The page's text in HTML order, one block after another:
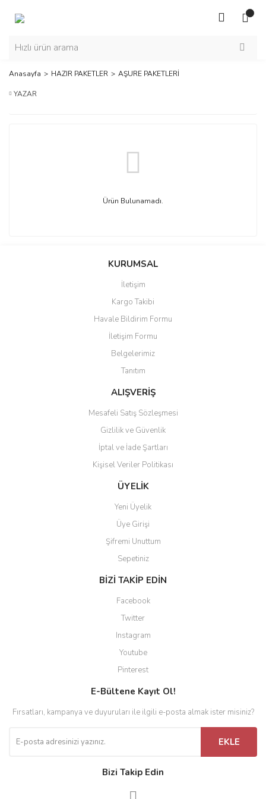
Anasayfa HAZIR PAKETLER AŞURE PAKETLERİ
YAZAR
Ürün Bulunamadı.
KURUMSAL
İletişim
Kargo Takibi
Havale Bildirim Formu
İletişim Formu
Belgelerimiz
Tanıtım
ALIŞVERİŞ
Mesafeli Satış Sözleşmesi
Gizlilik ve Güvenlik
İptal ve İade Şartları
Kişisel Veriler Politikası
ÜYELİK
Yeni Üyelik
Üye Girişi
Şifremi Unuttum
Sepetiniz
BİZİ TAKİP EDİN
Facebook
Twitter
Instagram
Youtube
Pinterest
E-Bültene Kayıt Ol!
Fırsatları, kampanya ve duyuruları ile ilgili e-posta almak ister misiniz?
EKLE
Bizi Takip Edin